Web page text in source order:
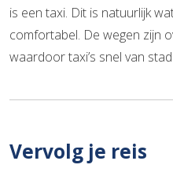
is een taxi. Dit is natuurlijk
comfortabel. De wegen zijn
waardoor taxi’s snel van
Vervolg je reis